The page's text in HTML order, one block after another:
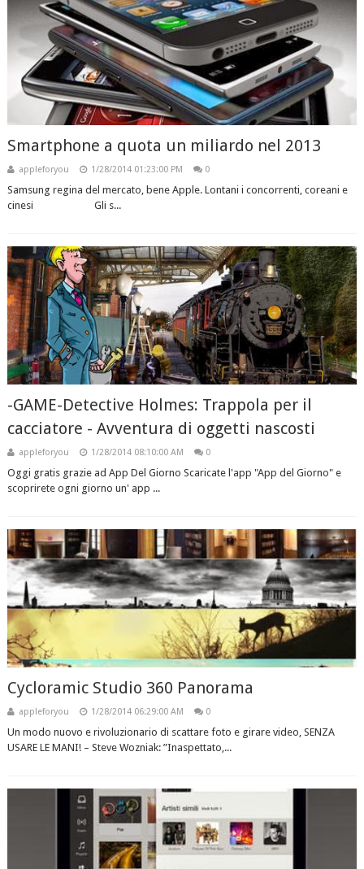
Smartphone a quota un miliardo nel 2013
appleforyou 1/28/2014 01:23:00 PM 0
Samsung regina del mercato, bene Apple. Lontani i concorrenti, coreani e
cinesi Gli s...
-GAME-Detective Holmes: Trappola per il
cacciatore - Avventura di oggetti nascosti
appleforyou 1/28/2014 08:10:00 AM 0
Oggi gratis grazie ad App Del Giorno Scaricate l'app "App del Giorno" e
scoprirete ogni giorno un' app ...
Cycloramic Studio 360 Panorama
appleforyou 1/28/2014 06:29:00 AM 0
Un modo nuovo e rivoluzionario di scattare foto e girare video, SENZA
USARE LE MANI! – Steve Wozniak: ”Inaspettato,...